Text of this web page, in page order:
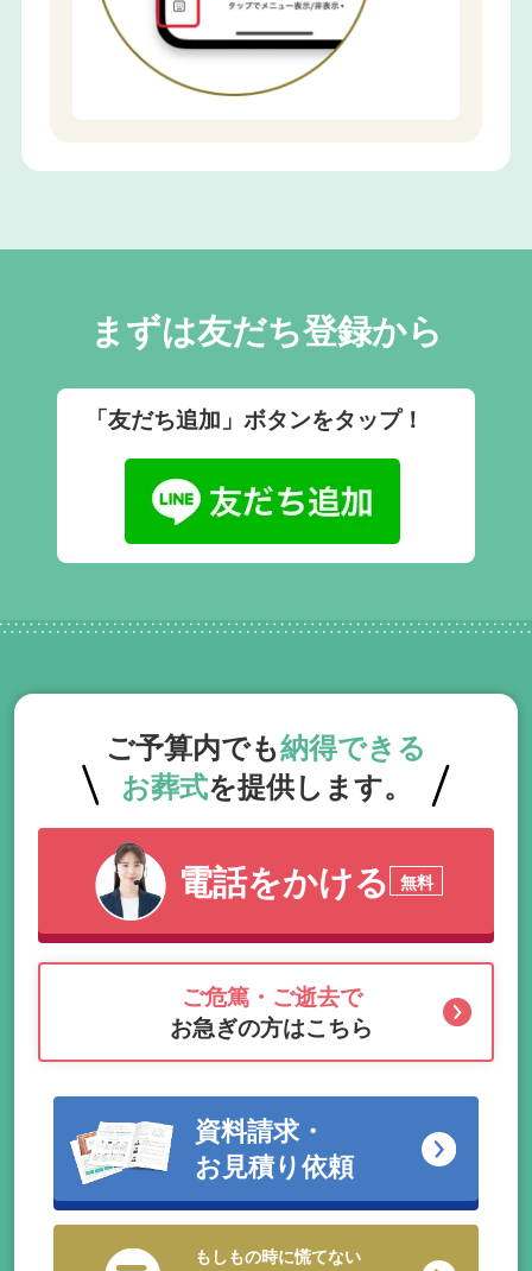
まずは友だち登録から
「友だち追加」ボタンをタップ！
ご予算内でも納得できる
お葬式を提供します。
電話をかける 無料
ご危篤・ご逝去で
お急ぎの方はこちら
資料請求・
お見積り依頼
もしもの時に慌てない